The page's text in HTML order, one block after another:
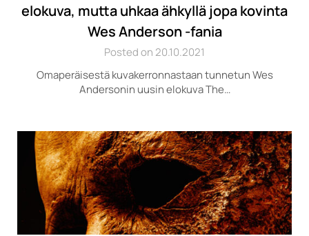
elokuva, mutta uhkaa ähkyllä jopa kovinta
Wes Anderson -fania
Posted on 20.10.2021
Omaperäisestä kuvakerronnastaan tunnetun Wes
Andersonin uusin elokuva The…